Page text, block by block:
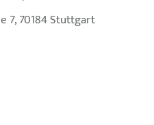
7, 70184 Stuttgart